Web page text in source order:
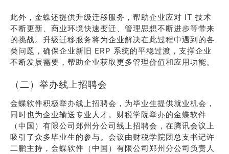
此外，金蝶还提供升级迁移服务，帮助企业应对 IT 技术
不断更新、商业环境快速变迁、管理思想不断进步等带来
的挑战。升级迁移服务将为企业解决在此过程中遇到的各
类问题，确保企业新旧 ERP 系统的平稳过渡，支撑企业
不断发展需要，帮助企业获取更多管理价值和应用功能。
（二）举办线上招聘会
金蝶软件积极举办线上招聘会，为毕业生提供就业机会，
同时也为企业输送专业人才。财税学院举办的金蝶软件
（中国）有限公司郑州分公司线上招聘会，在腾讯会议上
吸引了众多毕业生的参与。会议由财税学院团总支书记许
二鹏主持，金蝶软件（中国）有限公司郑州分公司负责人